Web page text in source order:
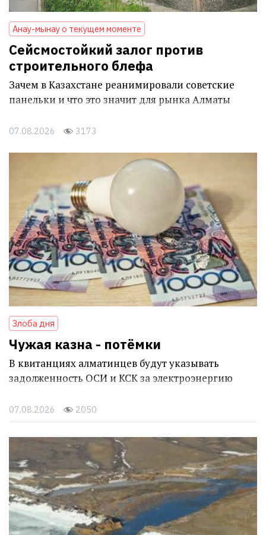
Анау-мынау о текущем моменте
Сейсмостойкий залог против
строительного блефа
Зачем в Казахстане реанимировали советские
панельки и что это значит для рынка Алматы
07.08.2026 3173
Злоба дня
Чужая казна - потёмки
В квитанциях алматинцев будут указывать
задолженность ОСИ и КСК за электроэнергию
07.08.2026 2050